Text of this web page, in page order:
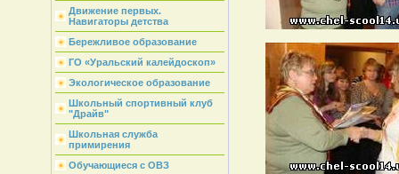
Движение первых.
Навигаторы детства
Бережливое образование
ГО «Уральский калейдоскоп»
Экологическое образование
Школьный спортивный клуб
"Драйв"
Школьная служба
примирения
Обучающиеся с ОВЗ